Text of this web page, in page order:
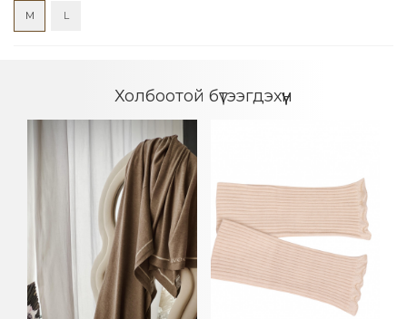
M L
Холбоотой бүтээгдэхүүн